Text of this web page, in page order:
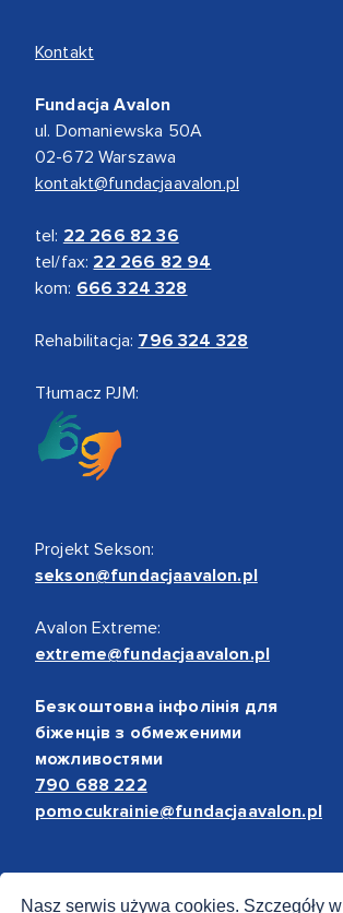
Nasz serwis używa cookies. Szczegóły w
Kontakt
Fundacja Avalon
ul. Domaniewska 50A
02-672 Warszawa
kontakt@fundacjaavalon.pl
tel: 22 266 82 36
tel/fax: 22 266 82 94
kom: 666 324 328
Rehabilitacja: 796 324 328
Tłumacz PJM:
Projekt Sekson:
sekson@fundacjaavalon.pl
Avalon Extreme:
extreme@fundacjaavalon.pl
Безкоштовна інфолінія для
біженців з обмеженими
можливостями
790 688 222
pomocukrainie@fundacjaavalon.pl
Bezpieczne płatności